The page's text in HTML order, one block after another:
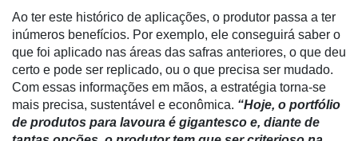
Manager
ONE
CHB
Ao ter este histórico de aplicações, o produtor passa a ter
inúmeros benefícios. Por exemplo, ele conseguirá saber o
que foi aplicado nas áreas das safras anteriores, o que deu
certo e pode ser replicado, ou o que precisa ser mudado.
Com essas informações em mãos, a estratégia torna-se
mais precisa, sustentável e econômica. “Hoje, o portfólio
de produtos para lavoura é gigantesco e, diante de